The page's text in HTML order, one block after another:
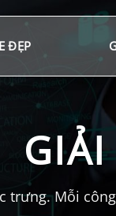
ĐẸP
GIẢI
trưng. Mỗi